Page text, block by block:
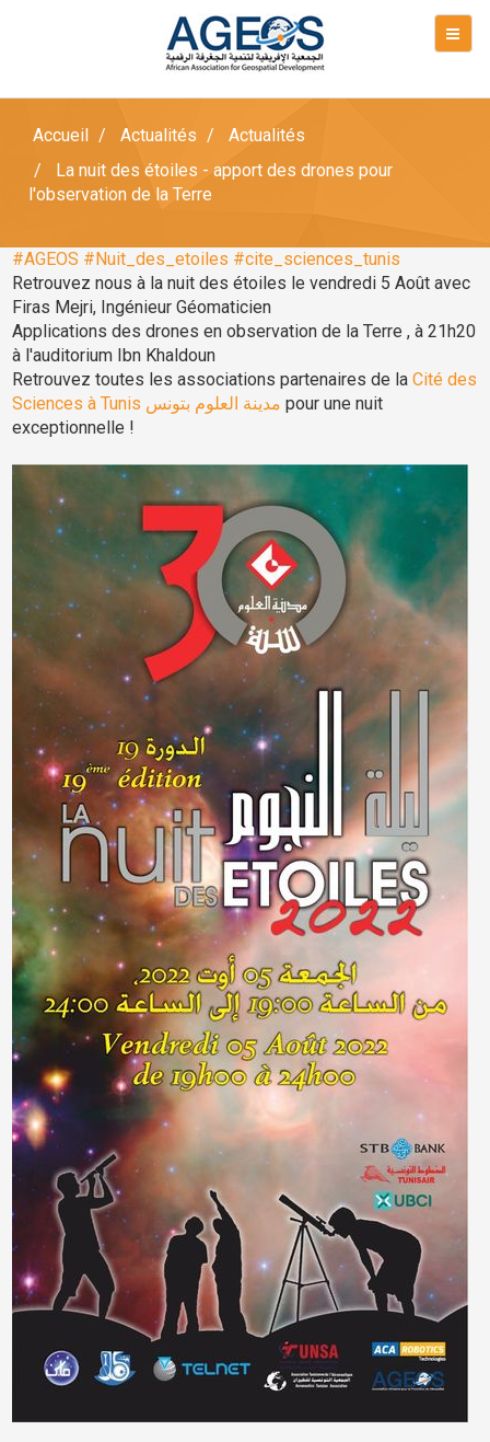
Accueil Actualités
Actualités
La nuit des étoiles - apport des drones pour
l'observation de la Terre
#AGEOS #Nuit_des_etoiles #cite_sciences_tunis
Retrouvez nous à la nuit des étoiles le vendredi 5 Août avec
Firas Mejri, Ingénieur Géomaticien
Applications des drones en observation de la Terre , à 21h20
à l'auditorium Ibn Khaldoun
Retrouvez toutes les associations partenaires de laCité des
Sciences à Tunis مدينة العلوم بتونس pour une nuit
exceptionnelle !